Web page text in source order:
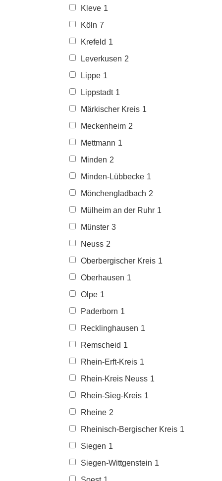
Kleve 1
Köln 7
Krefeld 1
Leverkusen 2
Lippe 1
Lippstadt 1
Märkischer Kreis 1
Meckenheim 2
Mettmann 1
Minden 2
Minden-Lübbecke 1
Mönchengladbach 2
Mülheim an der Ruhr 1
Münster 3
Neuss 2
Oberbergischer Kreis 1
Oberhausen 1
Olpe 1
Paderborn 1
Recklinghausen 1
Remscheid 1
Rhein-Erft-Kreis 1
Rhein-Kreis Neuss 1
Rhein-Sieg-Kreis 1
Rheine 2
Rheinisch-Bergischer Kreis 1
Siegen 1
Siegen-Wittgenstein 1